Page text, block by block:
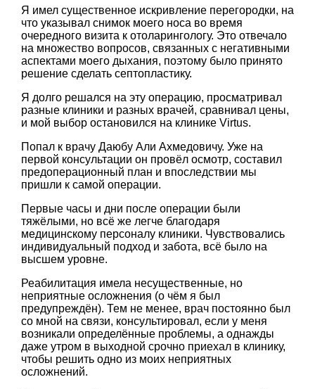
Я имел существенное искривление перегородки, на
что указывал снимок моего носа во время
очередного визита к отоларингологу. Это отвечало
на множество вопросов, связанных с негативными
аспектами моего дыхания, поэтому было принято
решение сделать септопластику.
Я долго решался на эту операцию, просматривал
разные клиники и разных врачей, сравнивал цены,
и мой выбор остановился на клинике Virtus.
Попал к врачу Даюбу Али Ахмедовичу. Уже на
первой консультации он провёл осмотр, составил
предоперационный план и впоследствии мы
пришли к самой операции.
Первые часы и дни после операции были
тяжёлыми, но всё же легче благодаря
медицинскому персоналу клиники. Чувствовались
индивидуальный подход и забота, всё было на
высшем уровне.
Реабилитация имела несущественные, но
неприятные осложнения (о чём я был
предупреждён). Тем не менее, врач постоянно был
со мной на связи, консультировал, если у меня
возникали определённые проблемы, а однажды
даже утром в выходной срочно приехал в клинику,
чтобы решить одно из моих неприятных
осложнений.